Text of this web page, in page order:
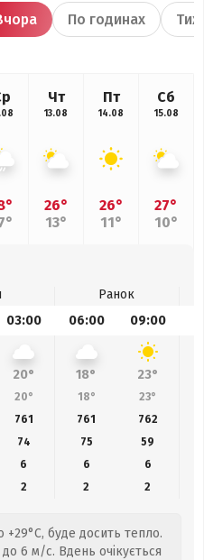
По годинах
Чт
13.08
26°
13°
Пт
14.08
26°
11°
Сб
15.08
27°
10°
Ранок
03:00 06:00 09:00
20° 18° 23°
20° 18° 23°
761 761 762
74 75 59
6 6
6
2 2 2
+29°C, буде досить тепло.
6 м/с. Вдень очікується